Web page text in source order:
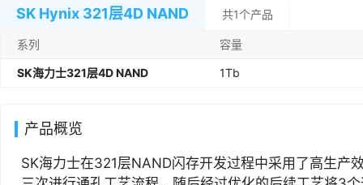
SK Hynix 321层4D NAND 共1个产品
系列 容量
SK海力士321层4D NAND 1Tb
产品概览
SK海力士在321层NAND闪存开发过程中采用了高生产